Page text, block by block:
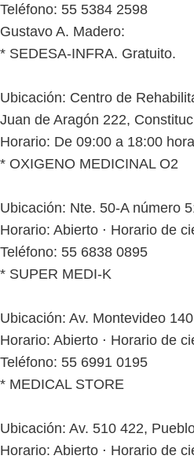
Teléfono: 55 5384 2598
Gustavo A. Madero:
* SEDESA-INFRA. Gratuito.
Ubicación: Centro de
Juan de Aragón 222,
Horario: De 09:00 a 18:00
* OXIGENO MEDICINAL O2
Ubicación: Nte. 50-A número
Horario: Abierto ⋅ Horario de
Teléfono: 55 6838 0895
* SUPER MEDI-K
Ubicación: Av. Montevideo
Horario: Abierto ⋅ Horario de
Teléfono: 55 6991 0195
* MEDICAL STORE
Ubicación: Av. 510 422,
Horario: Abierto ⋅ Horario de